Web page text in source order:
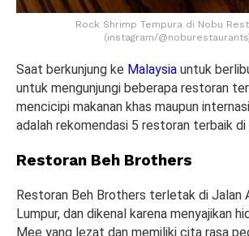
Rock Shrimp Tempura di Nobu
(instagram/
Saat berkunjung ke Malaysia untuk
untuk mengunjungi beberapa restoran
mencicipi makanan khas maupun
adalah rekomendasi 5 restoran terbaik di
Restoran Beh Brothers
Restoran Beh Brothers terletak di Jalan
Lumpur, dan dikenal karena menyajikan
Mee yang lezat dan memiliki cita rasa